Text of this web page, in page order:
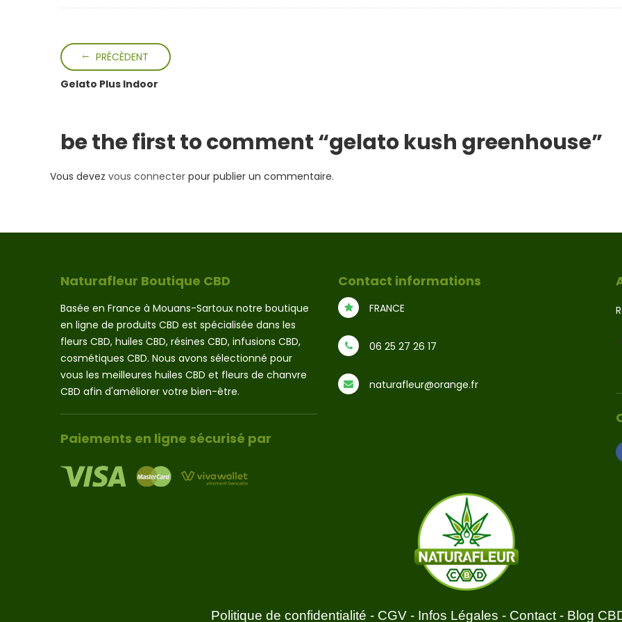
options
choisies
sur
la
PRÉCÈDENT
Gelato Plus Indoor
be the first to comment “gelato kush greenhouse”
Vous devez vous connecter pour publier un commentaire.
Naturafleur Boutique CBD
Basée en France à Mouans-Sartoux notre boutique
en ligne de produits CBD est spécialisée dans les
fleurs CBD, huiles CBD, résines CBD, infusions CBD,
cosmétiques CBD. Nous avons sélectionné pour
vous les meilleures huiles CBD et fleurs de chanvre
CBD afin d'améliorer votre bien-être.
Paiements en ligne sécurisé par
Contact informations
FRANCE
06 25 27 26 17
naturafleur@orange.fr
Politique de confidentialité - CGV- Infos Légales - Contact- Blog